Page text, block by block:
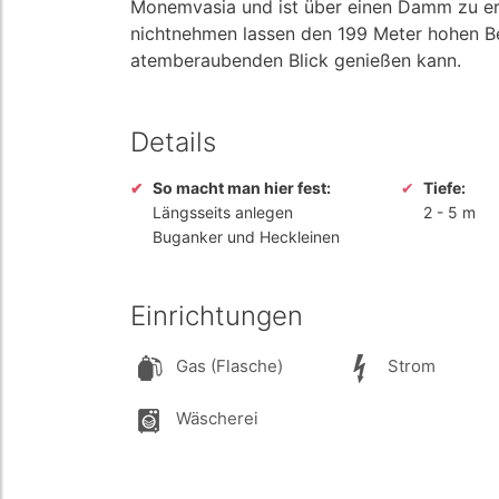
Monemvasia und ist über einen Damm zu
nichtnehmen lassen den 199 Meter hohen
atemberaubenden Blick genießen kann.
Details
So macht man hier fest:
Längsseits anlegen
Buganker und Heckleinen
Tiefe:
2 - 5 m
Einrichtungen
Gas (Flasche) Strom
Wäscherei